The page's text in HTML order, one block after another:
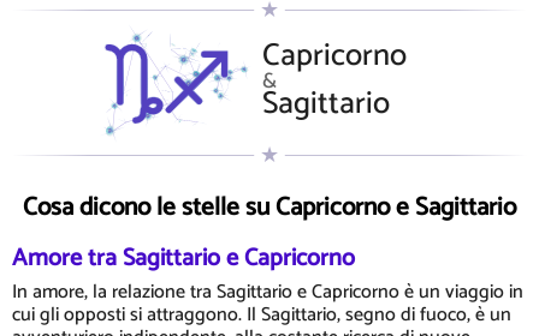
Capricorno
&
Sagittario
Cosa dicono le stelle su Capricorno e Sagittario
Amore tra Sagittario e Capricorno
In amore, la relazione tra Sagittario e Capricorno è un viaggio in
cui gli opposti si attraggono. Il Sagittario, segno di fuoco, è un